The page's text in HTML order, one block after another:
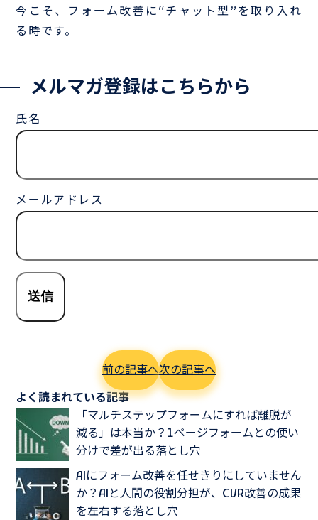
今こそ、フォーム改善に“チャット型”を取り入れ
る時です。
メルマガ登録はこちらから
氏名
メールアドレス
前の記事へ次の記事へ
よく読まれている記事
「マルチステップフォームにすれば離脱が
減る」は本当か？1ページフォームとの使い
分けで差が出る落とし穴
AIにフォーム改善を任せきりにしていません
か？AIと人間の役割分担が、CVR改善の成果
を左右する落とし穴